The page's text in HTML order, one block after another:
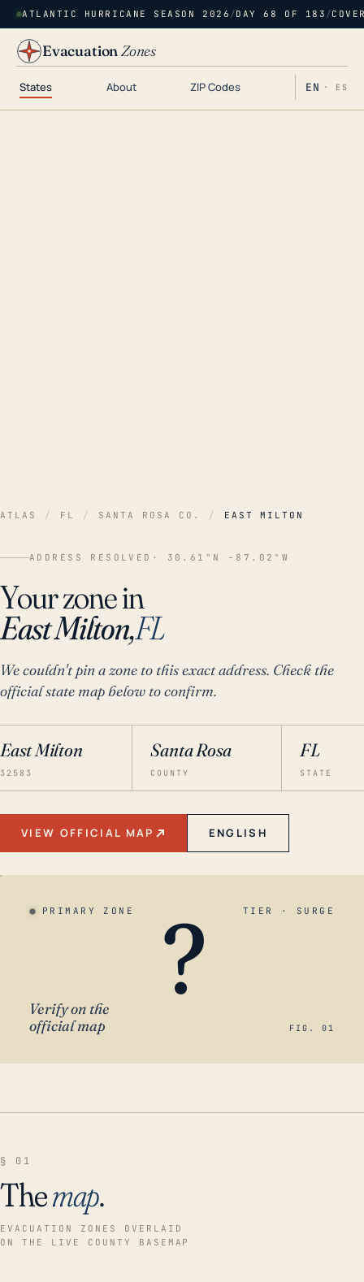
ATLANTIC HURRICANE SEASON 2026 /DAY 68 OF 183 /
EvacuationZones
States About ZIP Codes EN · ES
ATLAS / FL / SANTA ROSA CO. / EAST MILTON
ADDRESS RESOLVED · 30.61°N -87.02°W
Your zone in
East Milton,FL
We couldn't pin a zone to this exact address. Check the
official state map below to confirm.
East Milton
32583
Santa Rosa
COUNTY
FL
STATE
VIEW OFFICIAL MAP ENGLISH
PRIMARY ZONE TIER · SURGE
?
Verify on the
official map
FIG. 01
§ 01
Themap.
EVACUATION ZONES OVERLAID
ON THE LIVE COUNTY BASEMAP